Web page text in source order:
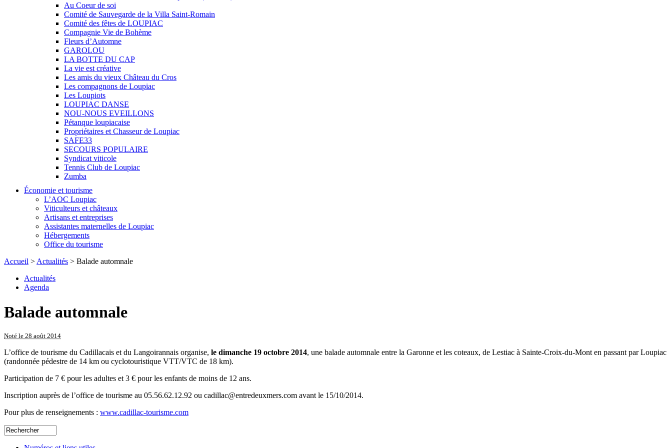
Au Coeur de soi
Comité de Sauvegarde de la Villa Saint-Romain
Comité des fêtes de LOUPIAC
Compagnie Vie de Bohème
Fleurs d’Automne
GAROLOU
LA BOTTE DU CAP
La vie est créative
Les amis du vieux Château du Cros
Les compagnons de Loupiac
Les Loupiots
LOUPIAC DANSE
NOU-NOUS EVEILLONS
Pétanque loupiacaise
Propriétaires et Chasseur de Loupiac
SAFE33
SECOURS POPULAIRE
Syndicat viticole
Tennis Club de Loupiac
Zumba
Économie et tourisme
L’AOC Loupiac
Viticulteurs et châteaux
Artisans et entreprises
Assistantes maternelles de Loupiac
Hébergements
Office du tourisme
Accueil > Actualités > Balade automnale
Actualités
Agenda
Balade automnale
Noté le 28 août 2014
L’office de tourisme du Cadillacais et du Langoirannais organise, le dimanche 19 octobre 2014, une balade automnale entre la Garonne et les coteaux, de Lestiac à Sainte-Croix-du-Mont en passant par Loupiac
(randonnée pédestre de 14 km ou cyclotouristique VTT/VTC de 18 km).
Participation de 7 € pour les adultes et 3 € pour les enfants de moins de 12 ans.
Inscription auprès de l’office de tourisme au 05.56.62.12.92 ou cadillac@entredeuxmers.com avant le 15/10/2014.
Pour plus de renseignements : www.cadillac-tourisme.com